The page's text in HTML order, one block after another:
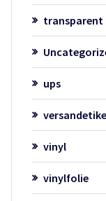
transparent
ups
vinyl
vinylfolie